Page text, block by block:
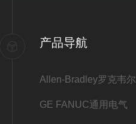
产品导航
Allen-Bradley罗克韦尔
GE FANUC通用电气